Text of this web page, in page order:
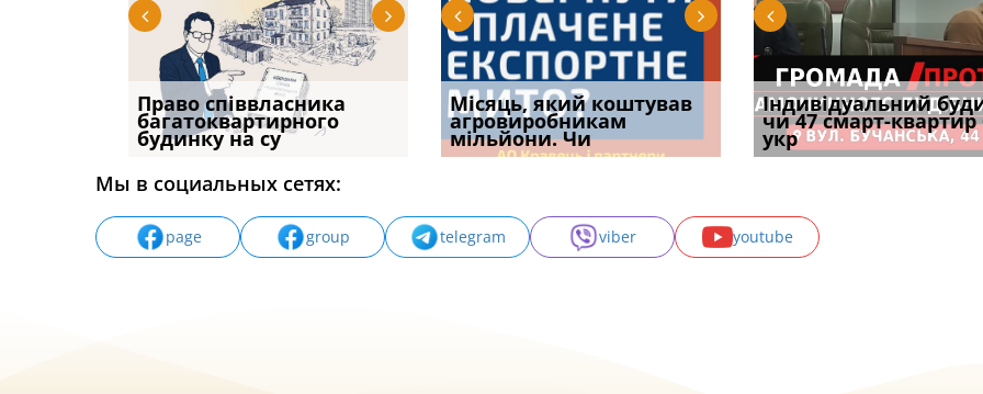
Право співвласника
багатоквартирного
будинку на су
Якщо суд встановив для
відшкодування шкоди
наявніс
Документи, на яких не
проставляється
апостиль: пер
ФУНДАМЕНТАЛЬНА
ПРОБЛЕМА «СУДОВОЇ
ПРАКТИКИ», АБО ПР
Місяць, який коштував
агровиробникам
мільйони. Чи
Огляд практики ВС від
Ростислава Кравця, що
опублі
Штраф ТЦК при зміні
місця проживання:
розбір судов
Індивідуальний
чи 47 смарт-квартир
укр
Восьмий ААС
підтвердив, що
може скас
Мы в социальных сетях:
page group telegram viber youtube